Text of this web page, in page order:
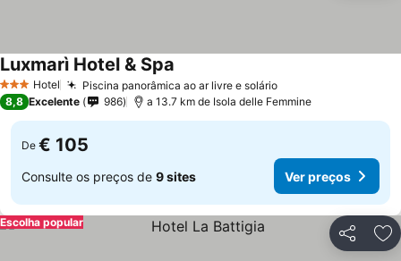
3 EstrelasHotel Piscina panorâmica ao ar livre e solário
Luxmarì Hotel & Spa
8,8 Excelente 986 a 13.7 km de Isola delle Femmine
De € 105
Consulte os preços de 9 sites Ver preços
Partilhar
Escolha popular